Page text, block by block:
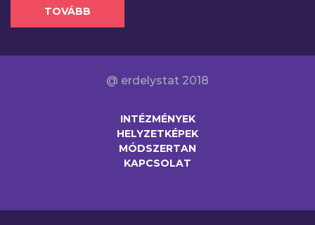
TOVÁBB
@ erdelystat 2018
INTÉZMÉNYEK
HELYZETKÉPEK
MÓDSZERTAN
KAPCSOLAT